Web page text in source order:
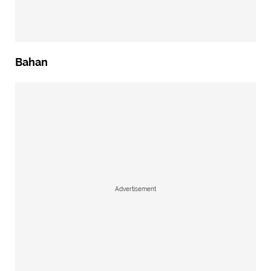
Bahan
Advertisement